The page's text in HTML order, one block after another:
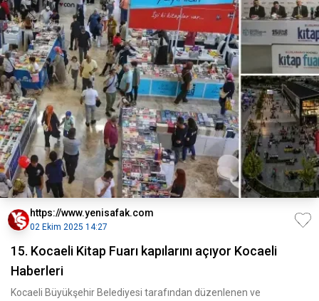
https://www.yenisafak.com
02 Ekim 2025 14:27
15. Kocaeli Kitap Fuarı kapılarını açıyor Kocaeli
Haberleri
Kocaeli Büyükşehir Belediyesi tarafından düzenlenen ve